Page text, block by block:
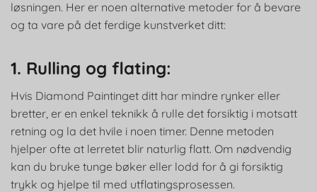
løsningen. Her er noen alternative metoder for å bevare
og ta vare på det ferdige kunstverket ditt:
1. Rulling og flating:
Hvis Diamond Paintinget ditt har mindre rynker eller
bretter, er en enkel teknikk å rulle det forsiktig i motsatt
retning og la det hvile i noen timer. Denne metoden
hjelper ofte at lerretet blir naturlig flatt. Om nødvendig
kan du bruke tunge bøker eller lodd for å gi forsiktig
trykk og hjelpe til med utflatingsprosessen.